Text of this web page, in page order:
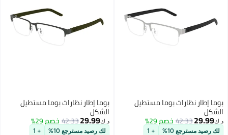
بوما إطار نظارات بوما مستطيل
الشكل
د.ك‏29.99
42.33خصم 29%
لك رصيد مسترجع 10% + 1
بوما إطار نظارات بوما مستطيل
الشكل
د.ك‏29.99
42.33خصم 29%
لك رصيد مسترجع 10% + 1